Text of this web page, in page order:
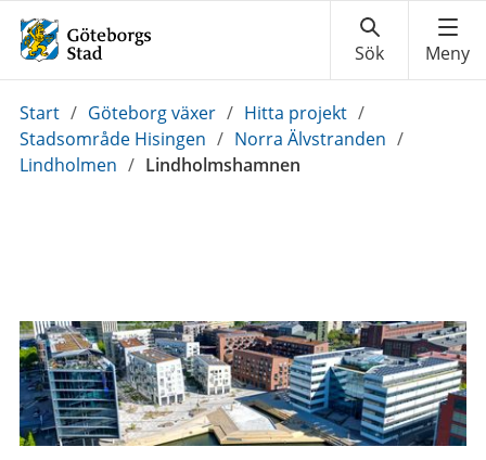
Du
är
här:
Start / Göteborg växer / Hitta projekt /
Stadsområde Hisingen / Norra Älvstranden /
Lindholmen / Lindholmshamnen